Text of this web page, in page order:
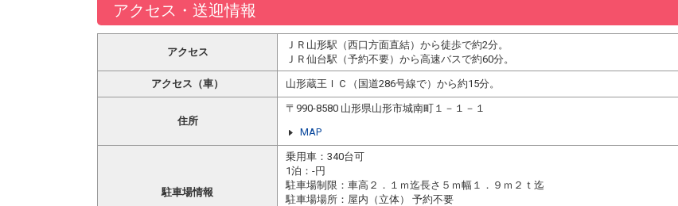
アクセス・送迎情報
アクセス
ＪＲ山形駅（西口方面直結）から徒歩で約2分。
ＪＲ仙台駅（予約不要）から高速バスで約60分。
アクセス（車） 山形蔵王ＩＣ（国道286号線で）から約15分。
住所
〒990-8580 山形県山形市城南町１－１－１
MAP
駐車場情報
乗用車：340台可
1泊：-円
駐車場制限：車高２．１ｍ迄長さ５ｍ幅１．９ｍ２ｔ迄
駐車場場所：屋内（立体） 予約不要